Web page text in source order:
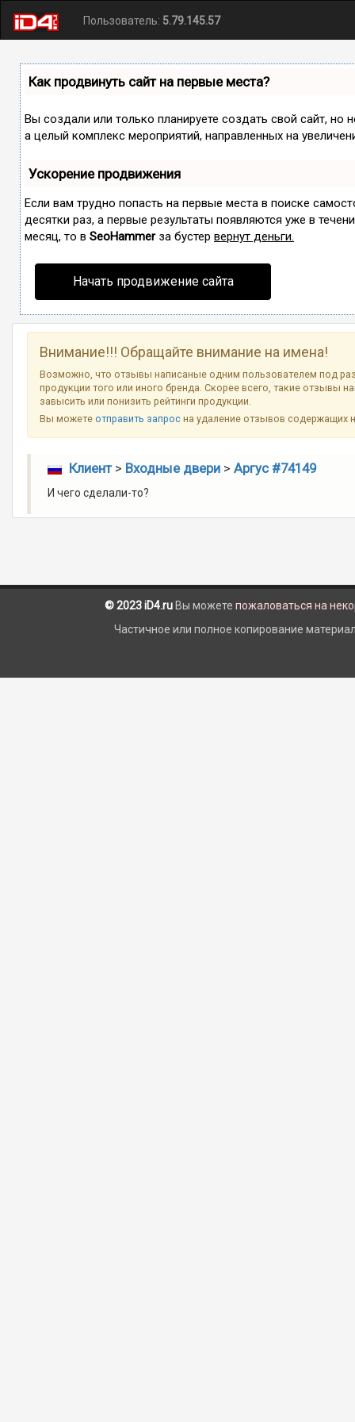
Пользователь: 5.79.145.57
Как продвинуть сайт на первые места?
Вы создали или только планируете создать свой сайт, но
а целый комплекс мероприятий, направленных на
Ускорение продвижения
Если вам трудно попасть на первые места в поиске
десятки раз, а первые результаты появляются уже в
месяц, то в SeoHammerза бустер вернут деньги.
Начать продвижение сайта
Внимание!!! Обращайте внимание на имена!
Возможно, что отзывы написаные одним пользователем под
продукции того или иного бренда. Скорее всего, такие отзывы
завысить или понизить рейтинги продукции.
Вы можетеотправить запрос на удаление отзывов
Клиент> Входные двери> Аргус #74149
И чего сделали-то?
© 2023 iD4.ru Вы можете пожаловаться на
Частичное или полное копирование